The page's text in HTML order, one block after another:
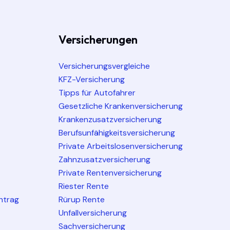
Versicherungen
Versicherungsvergleiche
KFZ-Versicherung
Tipps für Autofahrer
Gesetzliche Krankenversicherung
Krankenzusatzversicherung
Berufsunfähigkeitsversicherung
Private Arbeitslosenversicherung
Zahnzusatzversicherung
Private Rentenversicherung
Riester Rente
Rürup Rente
Unfallversicherung
Sachversicherung